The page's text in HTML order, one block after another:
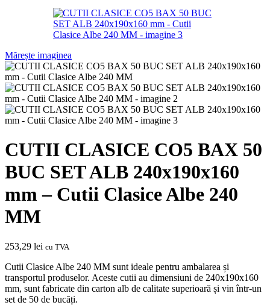
Mărește imaginea
CUTII CLASICE CO5 BAX 50
BUC SET ALB 240x190x160
mm – Cutii Clasice Albe 240
MM
253,29 lei cu TVA
Cutii Clasice Albe 240 MM sunt ideale pentru ambalarea și
transportul produselor. Aceste cutii au dimensiuni de 240x190x160
mm, sunt fabricate din carton alb de calitate superioară și vin într-un
set de 50 de bucăți.